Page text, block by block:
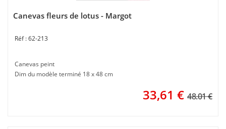
Canevas fleurs de lotus - Margot
62-213
Canevas peint
Dim du modèle terminé 18 x 48 cm
33,61 € 48.01 €